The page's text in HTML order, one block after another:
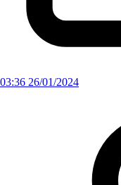
03:36 26/01/2024